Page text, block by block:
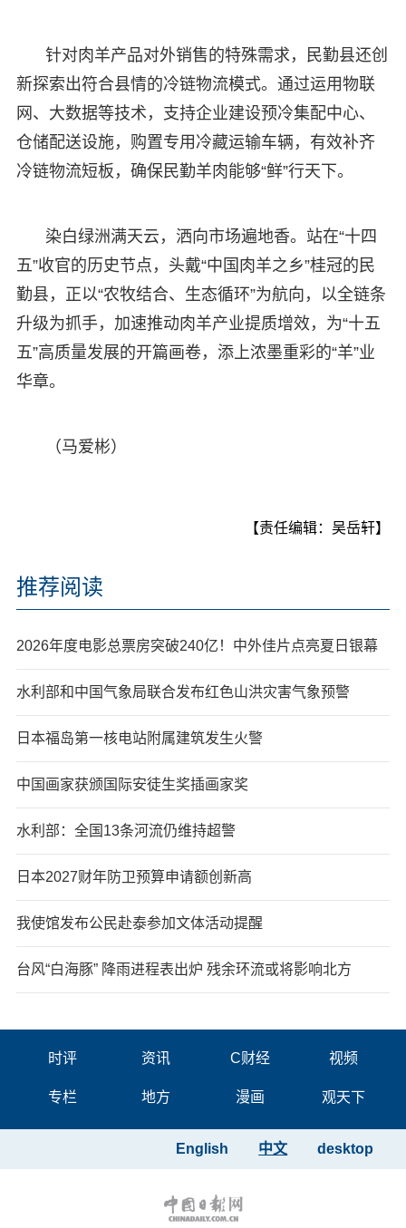
针对肉羊产品对外销售的特殊需求，民勤县还创
新探索出符合县情的冷链物流模式。通过运用物联
网、大数据等技术，支持企业建设预冷集配中心、
仓储配送设施，购置专用冷藏运输车辆，有效补齐
冷链物流短板，确保民勤羊肉能够“鲜”行天下。
染白绿洲满天云，洒向市场遍地香。站在“十四
五”收官的历史节点，头戴“中国肉羊之乡”桂冠的民
勤县，正以“农牧结合、生态循环”为航向，以全链条
升级为抓手，加速推动肉羊产业提质增效，为“十五
五”高质量发展的开篇画卷，添上浓墨重彩的“羊”业
华章。
（马爱彬）
【责任编辑：吴岳轩】
推荐阅读
2026年度电影总票房突破240亿！中外佳片点亮夏日银幕
水利部和中国气象局联合发布红色山洪灾害气象预警
日本福岛第一核电站附属建筑发生火警
中国画家获颁国际安徒生奖插画家奖
水利部：全国13条河流仍维持超警
日本2027财年防卫预算申请额创新高
我使馆发布公民赴泰参加文体活动提醒
台风“白海豚” 降雨进程表出炉 残余环流或将影响北方
时评 资讯 C财经 视频
专栏 地方 漫画 观天下
desktop
中文
English